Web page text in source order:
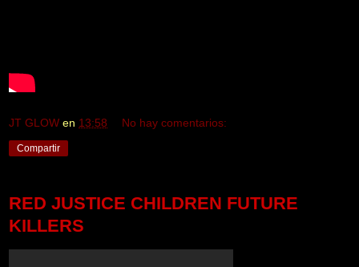
JT GLOW en 13:58 No hay comentarios:
Compartir
RED JUSTICE CHILDREN FUTURE
KILLERS